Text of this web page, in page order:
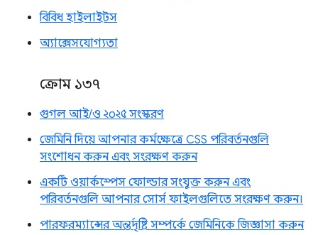
বিবিধ হাইলাইটস
অ্যাক্সেসযোগ্যতা
ক্রোম ১৩৭
গুগল আই/ও ২০২৫ সংস্করণ
জেমিনি দিয়ে আপনার কর্মক্ষেত্রে CSS পরিবর্তনগুলি
সংশোধন করুন এবং সংরক্ষণ করুন
একটি ওয়ার্কস্পেস ফোল্ডার সংযুক্ত করুন এবং
পরিবর্তনগুলি আপনার সোর্স ফাইলগুলিতে সংরক্ষণ করুন।
পারফরম্যান্সের অন্তর্দৃষ্টি সম্পর্কে জেমিনিকে জিজ্ঞাসা করুন